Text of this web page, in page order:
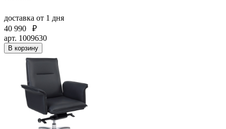
доставка от 1 дня
40 990
₽
арт. 1009630
В корзину